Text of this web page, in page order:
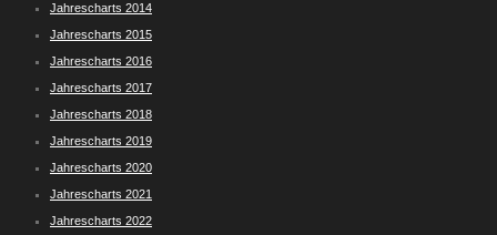
Jahrescharts 2014
Jahrescharts 2015
Jahrescharts 2016
Jahrescharts 2017
Jahrescharts 2018
Jahrescharts 2019
Jahrescharts 2020
Jahrescharts 2021
Jahrescharts 2022